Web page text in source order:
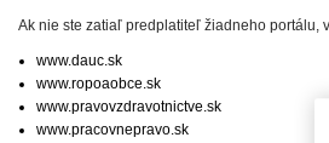
Ak nie ste zatiaľ predplatiteľ žiadneho portálu,
www.dauc.sk
www.ropoaobce.sk
www.pravovzdravotnictve.sk
www.pracovnepravo.sk